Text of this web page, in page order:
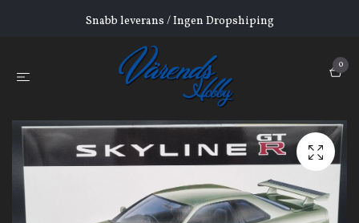
Snabb leverans / Ingen Dropshiping
0